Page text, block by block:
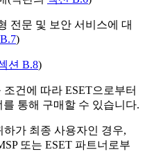
전문 및 보안 서비스에 대
)
션 B.8)
건에 따라 ESET으로부터
통해 구매할 수 있습니다.
하가 최종 사용자인 경우,
또는 ESET 파트너로부